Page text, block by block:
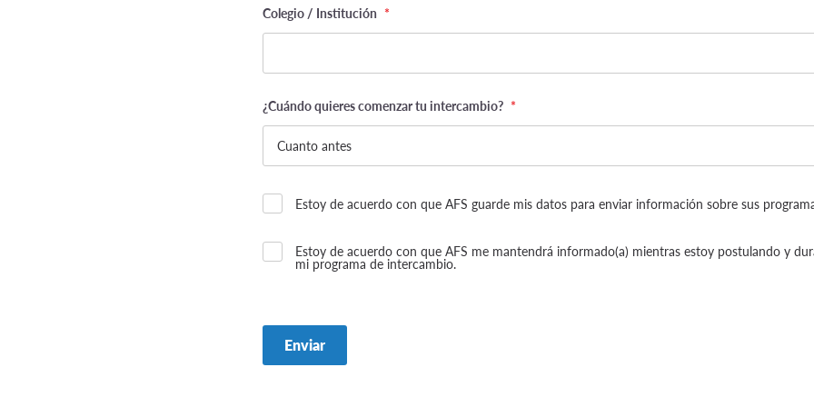
Colegio / Institución *
¿Cuándo quieres comenzar tu intercambio? *
Estoy de acuerdo con que AFS guarde mis datos para enviar información sobre sus
Estoy de acuerdo con que AFS me mantendrá informado(a) mientras estoy postulando y
mi programa de intercambio.